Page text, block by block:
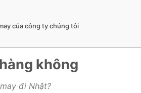
của công ty chúng tôi
không
đi Nhật?